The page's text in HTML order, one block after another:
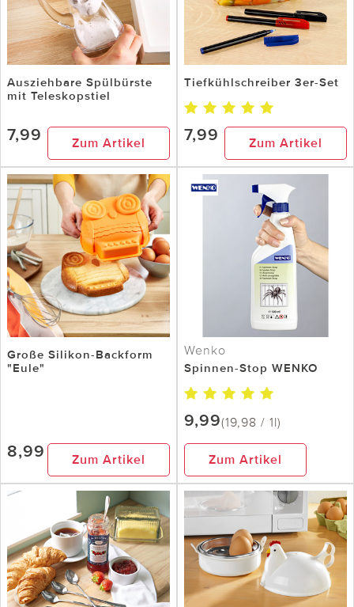
Ausziehbare Spülbürste
mit Teleskopstiel
7,99 Zum Artikel
Tiefkühlschreiber 3er-Set
7,99 Zum Artikel
Große Silikon-Backform
"Eule"
8,99 Zum Artikel
Wenko
Spinnen-Stop WENKO
9,99(19,98 / 1l)
Zum Artikel